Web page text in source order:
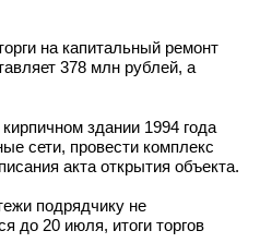
на капитальный ремонт
378 млн рублей, а
здании 1994 года
сети, провести комплекс
акта открытия объекта.
подрядчику не
до 20 июля, итоги торгов